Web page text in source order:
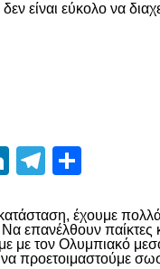
είναι εύκολο να
LinkedIn
Telegram
έχουμε πολλά
Να επανέλθουν
με τον Ολυμπιακό
προετοιμαστούμε